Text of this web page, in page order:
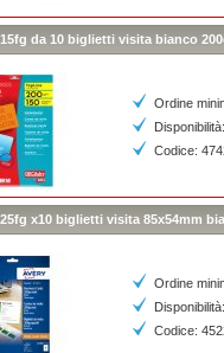
da 10 biglietti visita bianco
Ordine
Codice:
x10 biglietti visita 85x54mm
Ordine
Codice: